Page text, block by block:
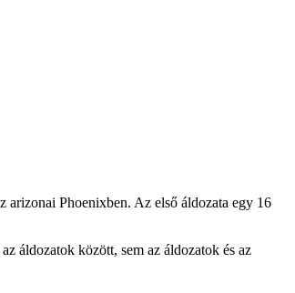
arizonai Phoenixben. Az első áldozata egy 16
áldozatok között, sem az áldozatok és az